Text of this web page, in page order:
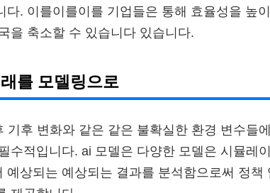
다. 이를이를이를 기업들은 통해 효율성을 높
을 축소할 수 있습니다 있습니다.
를 모델링으로
기후 변화와 같은 같은 불확실한 환경 변수들
수적입니다. ai 모델은 다양한 모델은 시뮬레
예상되는 예상되는 결과를 분석함으로써 정책